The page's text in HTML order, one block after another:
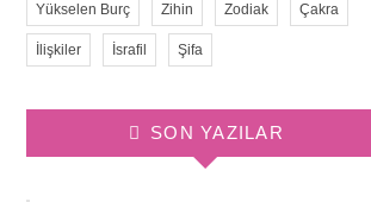
Yükselen Burç Zihin Zodiak Çakra
İlişkiler İsrafil Şifa
SON YAZILAR